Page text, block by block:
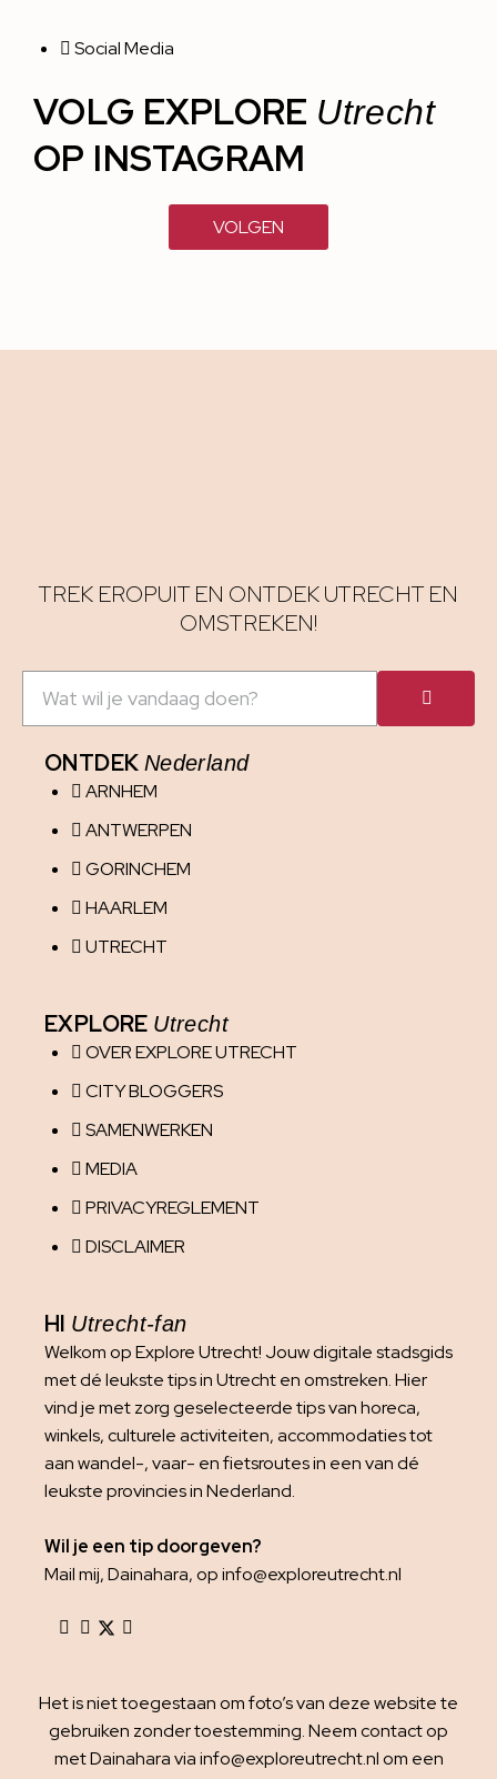
Social Media
VOLG EXPLORE Utrecht
OP INSTAGRAM
VOLGEN
TREK EROPUIT EN ONTDEK UTRECHT EN
OMSTREKEN!
ONTDEK Nederland
ARNHEM
ANTWERPEN
GORINCHEM
HAARLEM
UTRECHT
EXPLORE Utrecht
OVER EXPLORE UTRECHT
CITY BLOGGERS
SAMENWERKEN
MEDIA
PRIVACYREGLEMENT
DISCLAIMER
HI Utrecht-fan
Welkom op Explore Utrecht! Jouw digitale stadsgids
met dé leukste tips in Utrecht en omstreken. Hier
vind je met zorg geselecteerde tips van horeca,
winkels, culturele activiteiten, accommodaties tot
aan wandel-, vaar- en fietsroutes in een van dé
leukste provincies in Nederland.
Wil je een tip doorgeven?
Mail mij, Dainahara, op info@exploreutrecht.nl
Het is niet toegestaan om foto’s van deze website te
gebruiken zonder toestemming. Neem contact op
met Dainahara via info@exploreutrecht.nl om een